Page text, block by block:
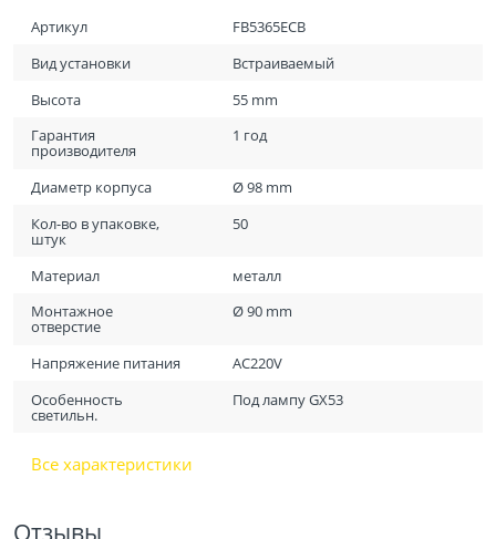
Артикул
FB5365ECB
Вид установки
Встраиваемый
Высота
55 mm
Гарантия
производителя
1 год
Диаметр корпуса
Ø 98 mm
Кол-во в упаковке,
штук
50
Материал
металл
Монтажное
отверстие
Ø 90 mm
Напряжение питания
AC220V
Особенность
светильн.
Под лампу GX53
Все характеристики
Отзывы